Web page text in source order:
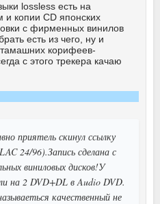
lossless есть на
и копии CD японских
с фирменных винилов
есть из чего, ну и
тамашних корифеев-
с этого трекера качаю
приятель скинул ссылку
24/96).Запись сделана с
виниловых дисков!У
на 2 DVD+DL в Audio DVD.
качественный не